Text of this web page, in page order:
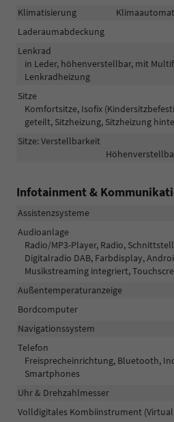
Klimatisierung
Laderaumabdeckung
Lenkrad
in Leder, höhenverstellbar, mit
Lenkradheizung
Sitze
Komfortsitze, Isofix
geteilt, Sitzheizung, Sitzheizung
Sitze: Verstellbarkeit
Infotainment &
Assistenzsysteme
Audioanlage
Radio/MP3-Player, Radio,
Digitalradio DAB, Farbdisplay,
Musikstreaming integriert,
Außentemperaturanzeige
Bordcomputer
Navigationssystem
Telefon
Freisprecheinrichtung, Bluetooth,
Smartphones
Uhr & Drehzahlmesser
Volldigitales Kombiinstrument